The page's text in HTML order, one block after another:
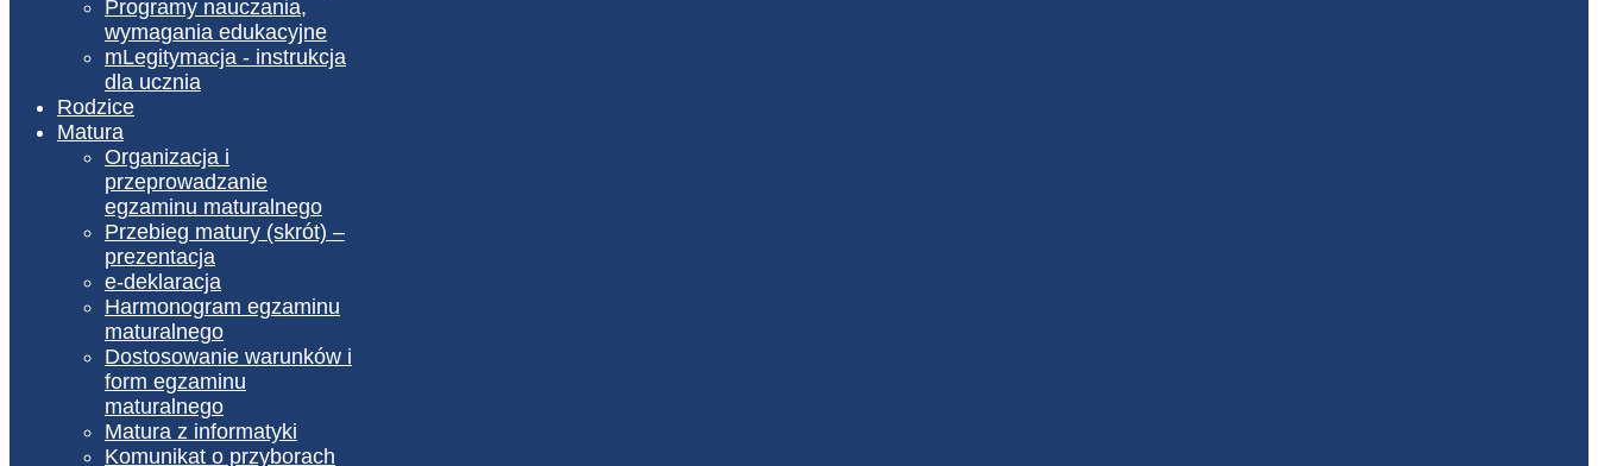
Programy nauczania,
wymagania edukacyjne
mLegitymacja - instrukcja
dla ucznia
Rodzice
Matura
Organizacja i
przeprowadzanie
egzaminu maturalnego
Przebieg matury (skrót) –
prezentacja
e-deklaracja
Harmonogram egzaminu
maturalnego
Dostosowanie warunków i
form egzaminu
maturalnego
Matura z informatyki
Komunikat o przyborach